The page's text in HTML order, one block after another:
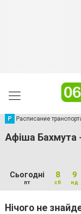
Р Расписание
Афіша Бахмута
Сьогодні
пт
8
сб
9
нд
Нічого не